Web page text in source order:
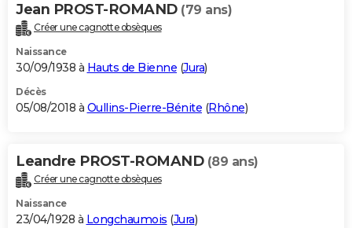
Jean PROST-ROMAND (79 ans)
Créer une cagnotte obsèques
Naissance
30/09/1938 à Hauts de Bienne (Jura)
Décès
05/08/2018 à Oullins-Pierre-Bénite (Rhône)
Leandre PROST-ROMAND (89 ans)
Créer une cagnotte obsèques
Naissance
23/04/1928 à Longchaumois (Jura)